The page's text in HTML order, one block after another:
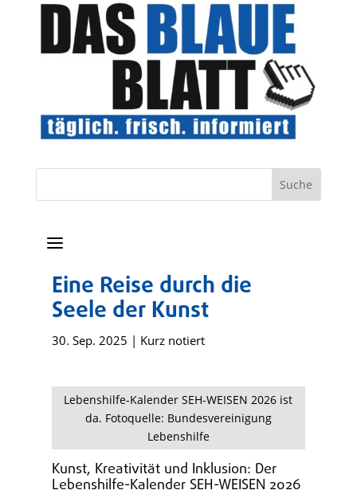
a
Eine Reise durch die
Seele der Kunst
30. Sep. 2025 | Kurz notiert
Lebenshilfe-Kalender SEH-WEISEN 2026 ist
da. Fotoquelle: Bundesvereinigung
Lebenshilfe
Kunst, Kreativität und Inklusion: Der
Lebenshilfe-Kalender SEH-WEISEN 2026